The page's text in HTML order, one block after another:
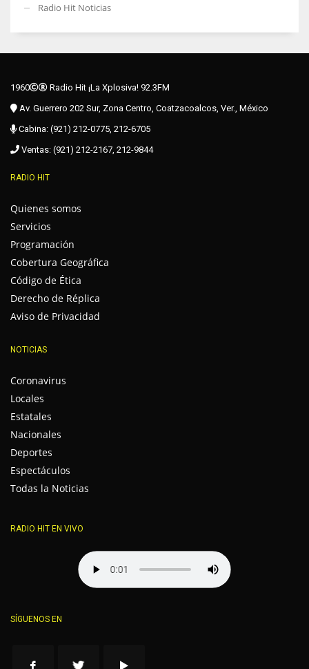
Radio Hit Noticias
1960
Radio Hit ¡La Xplosiva! 92.3FM
Av. Guerrero 202 Sur, Zona Centro, Coatzacoalcos, Ver., México
Cabina: (921) 212-0775, 212-6705
Ventas: (921) 212-2167, 212-9844
RADIO HIT
Quienes somos
Servicios
Programación
Cobertura Geográfica
Código de Ética
Derecho de Réplica
Aviso de Privacidad
NOTICIAS
Coronavirus
Locales
Estatales
Nacionales
Deportes
Espectáculos
Todas la Noticias
RADIO HIT EN VIVO
SÍGUENOS EN